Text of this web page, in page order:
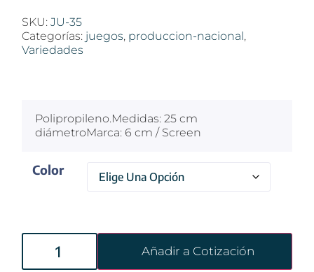
SKU: JU-35
Categorías: juegos, produccion-nacional,
Variedades
Polipropileno.Medidas: 25 cm
diámetroMarca: 6 cm / Screen
Color
Añadir a Cotización